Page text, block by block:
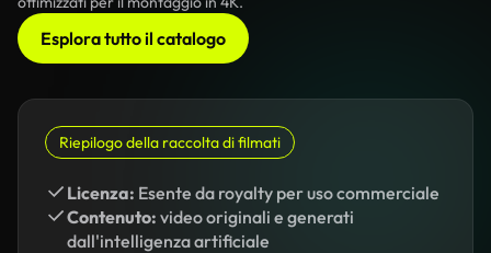
Esplora tutto il catalogo
Riepilogo della raccolta di filmati
Licenza: Esente da royalty per uso commerciale
Contenuto: video originali e generati
dall'intelligenza artificiale